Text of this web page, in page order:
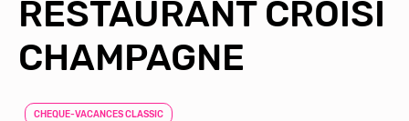
RESTAURANT CROISI
CHAMPAGNE
CHEQUE-VACANCES CLASSIC